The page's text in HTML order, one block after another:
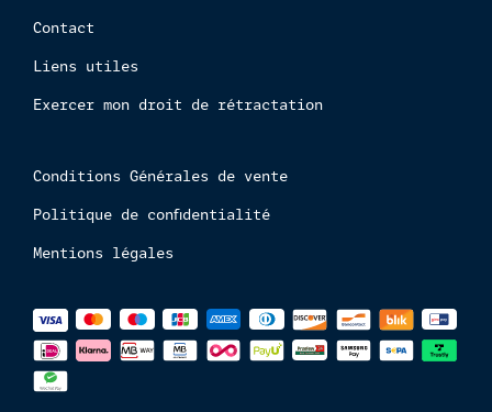
Contact
Liens utiles
Exercer mon droit de rétractation
Conditions Générales de vente
Politique de confidentialité
Mentions légales
Méthodes
de
paiements